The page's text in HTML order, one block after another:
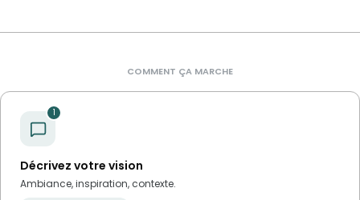
COMMENT ÇA MARCHE
1
Décrivez votre vision
Ambiance, inspiration, contexte.